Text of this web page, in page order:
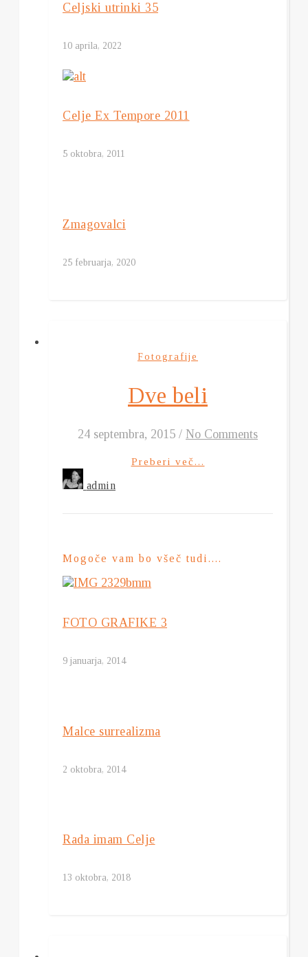
Celjski utrinki 35
10 aprila, 2022
Celje Ex Tempore 2011
5 oktobra, 2011
Zmagovalci
25 februarja, 2020
Fotografije
Dve beli
24 septembra, 2015 / No Comments
Preberi več...
admin
Mogoče vam bo všeč tudi....
FOTO GRAFIKE 3
9 januarja, 2014
Malce surrealizma
2 oktobra, 2014
Rada imam Celje
13 oktobra, 2018